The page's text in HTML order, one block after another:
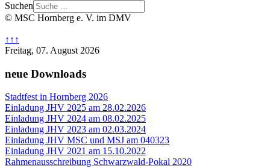
Suchen
© MSC Hornberg e. V. im DMV
↑↑↑
Freitag, 07. August 2026
neue Downloads
Stadtfest in Hornberg 2026
Einladung JHV 2025 am 28.02.2026
Einladung JHV 2024 am 08.02.2025
Einladung JHV 2023 am 02.03.2024
Einladung JHV MSC und MSJ am 040323
Einladung JHV 2021 am 15.10.2022
Rahmenausschreibung Schwarzwald-Pokal 2020